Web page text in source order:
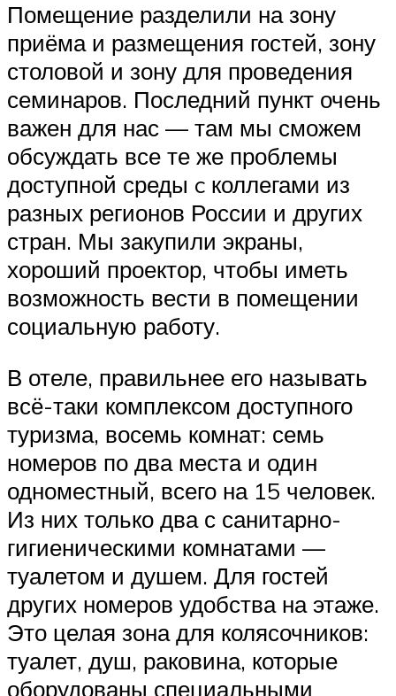
Помещение разделили на зону
приёма и размещения гостей, зону
столовой и зону для проведения
семинаров. Последний пункт очень
важен для нас — там мы сможем
обсуждать все те же проблемы
доступной среды c коллегами из
разных регионов России и других
стран. Мы закупили экраны,
хороший проектор, чтобы иметь
возможность вести в помещении
социальную работу.
В отеле, правильнее его называть
всё-таки комплексом доступного
туризма, восемь комнат: семь
номеров по два места и один
одноместный, всего на 15 человек.
Из них только два с санитарно-
гигиеническими комнатами —
туалетом и душем. Для гостей
других номеров удобства на этаже.
Это целая зона для колясочников:
туалет, душ, раковина, которые
оборудованы специальными